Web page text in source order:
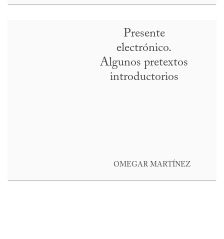
Presente
electrónico.
Algunos pretextos
introductorios
OMEGAR MARTÍNEZ